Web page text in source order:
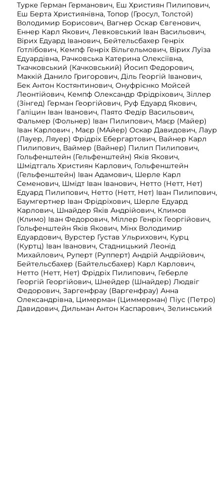
Турке Герман Германович, Еш Християн Пилипович,
Еш Берта Християнівна, Топор (Гросул, Толстой)
Володимир Борисович, Вагнер Оскар Євгенович,
Еннер Карл Якович, Левковський Іван Васильович,
Вірих Едуард Іванович, Бейтельсбахер Генріх
Готлібович, Кемпф Генріх Вільгельмович, Вірих Луїза
Едуардівна, Рачковська Катерина Олексіївна,
Ткачковський (Качковський) Йосип Федорович,
Маккій Данило Григорович, Діль Георгій Іванович,
Бек Антон Костянтинович, Онуфрієнко Мойсей
Леонтійович, Кемпф Олександр Фрідріхович, Зіллер
(Зінгед) Герман Георгійович, Руф Едуард Якович,
Галіцин Іван Іванович, Паято Федір Васильович,
Фальмер (Фольнер) Іван Пилипович, Маєр (Майер)
Іван Карлович , Маєр (МАйер) Оскар Давидович, Лаур
(Лауер, Ляуер) Фрідріх Ебергартович, Вайнер Карл
Пилипович, Ваймер (Вайнер) Пилип Пилипович,
Гольфенштейн (Гельфенштейн) Яків Якович,
Шмідтгаль Християн Карлович, Гольфенштейн
(Гельфенштейн) Іван Адамович, Шерле Карл
Семенович, Шмідт Іван Іванович, Нетто (Нетт, Нет)
Едуард Пилипович, Нетто (Нетт, Нет) Іван Пилипович,
Баумгертнер Іван Фрідріхович, Шерле Едуард
Карлович, Шнайдер Яків Андрійович, Климов
(Климо) Іван Федорович, Міллер Генріх Георгійович,
Гольфенштейн Яків Якович, Мінх Володимир
Едуардович, Вурстер Густав Ульрихович, Курц
(Куртц) Іван Іванович, Стадницький Леонід
Михайлович, Руперт (Рупперт) Андрій Андрійович,
Бейтельсбахер (Байтельсбахер) Карл Карлович,
Нетто (Нетт, Нет) Фрідріх Пилипович, Геберле
Георгій Георгійович, Шнейдер (Шнайдер) Людвіг
Федорович, Заргенфрау (Варгенфрау) Анна
Олександрівна, Цимерман (Циммерман) Піус (Петро)
Давидович, Дильман Антон Каспарович, Зелинський